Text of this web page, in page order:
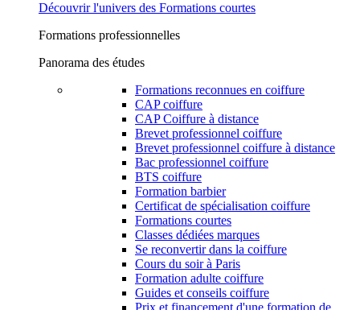
Découvrir l'univers des Formations courtes
Formations professionnelles
Panorama des études
Formations reconnues en coiffure
CAP coiffure
CAP Coiffure à distance
Brevet professionnel coiffure
Brevet professionnel coiffure à distance
Bac professionnel coiffure
BTS coiffure
Formation barbier
Certificat de spécialisation coiffure
Formations courtes
Classes dédiées marques
Se reconvertir dans la coiffure
Cours du soir à Paris
Formation adulte coiffure
Guides et conseils coiffure